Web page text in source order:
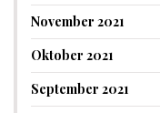
November 2021
Oktober 2021
September 2021